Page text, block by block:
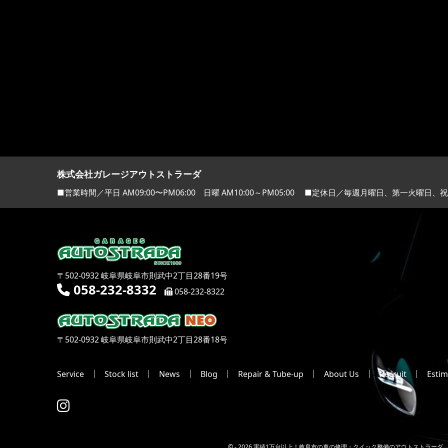
株式会社ガレージアウトストラーダ
■営業時間／平日 AM09:00〜PM06:00 日曜 AM10:00～PM05:00 ■定休日／毎週月曜日、第一火曜日、
〒502-0932 岐阜県岐阜市則武中2丁目28番19号
058-232-8332 058-232-8322
〒502-0932 岐阜県岐阜市則武中2丁目28番18号
Service Stock list News Blog Repair & Tube-up About Us Recruit